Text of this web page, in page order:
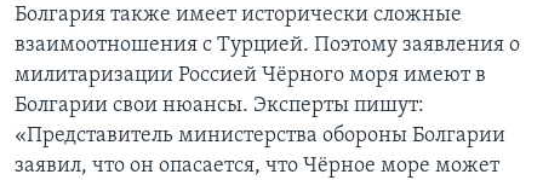
Болгария также имеет исторически сложные
взаимоотношения с Турцией. Поэтому заявления о
милитаризации Россией Чёрного моря имеют в
Болгарии свои нюансы. Эксперты пишут:
«Представитель министерства обороны Болгарии
заявил, что он опасается, что Чёрное море может